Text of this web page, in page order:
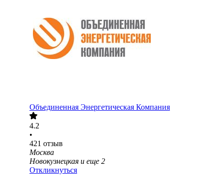
Объединенная Энергетическая Компания
4.2
•
421 отзыв
Москва
Новокузнецкая и еще 2
Откликнуться